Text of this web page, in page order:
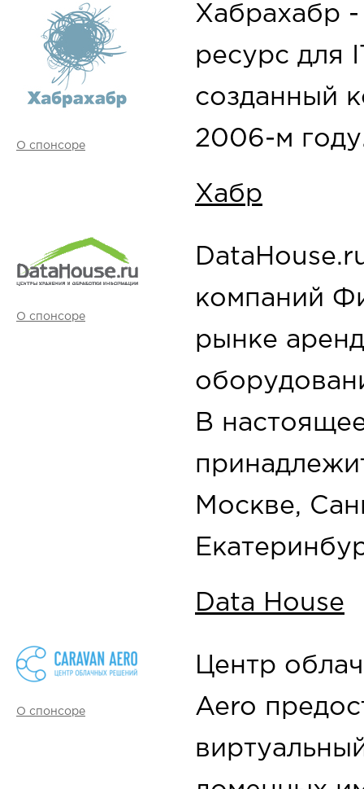
О спонсоре
Хабрахабр
ресурс для
созданный
2006-м
Хабр
О спонсоре
компаний
рынке
В
Москве,
Data House
О спонсоре
Центр
Aero